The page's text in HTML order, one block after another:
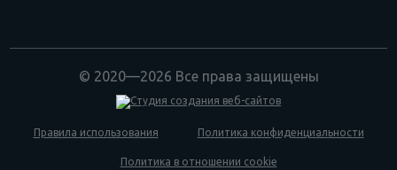
© 2020—2026 Все права защищены
Правила использования Политика конфиденциальности
Политика в отношении cookie